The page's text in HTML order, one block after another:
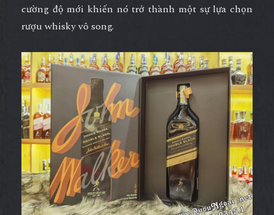
cường độ mới khiến nó trở thành một sự lựa chọn
rượu whisky vô song.